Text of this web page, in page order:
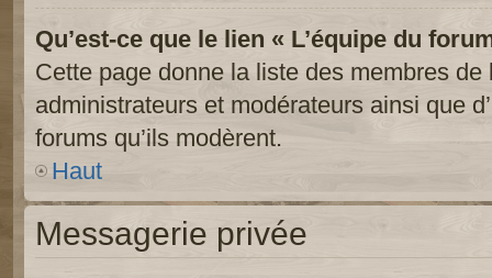
Qu’est-ce que le lien « L’équipe du
Cette page donne la liste des membres de
administrateurs et modérateurs ainsi que
forums qu’ils modèrent.
Haut
Messagerie privée